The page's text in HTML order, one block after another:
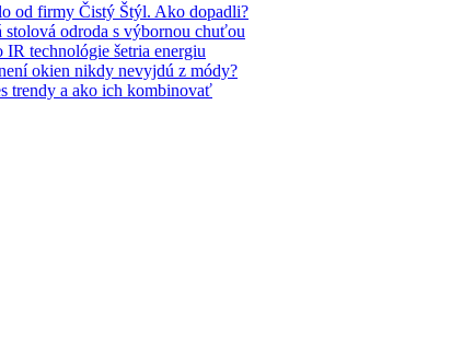
od firmy Čistý Štýl. Ako dopadli?
stolová odroda s výbornou chuťou
technológie šetria energiu
okien nikdy nevyjdú z módy?
trendy a ako ich kombinovať